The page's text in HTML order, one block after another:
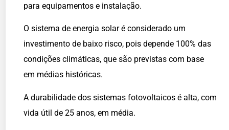
para equipamentos e instalação.
O sistema de energia solar é considerado um
investimento de baixo risco, pois depende 100% das
condições climáticas, que são previstas com base
em médias históricas.
A durabilidade dos sistemas fotovoltaicos é alta, com
vida útil de 25 anos, em média.